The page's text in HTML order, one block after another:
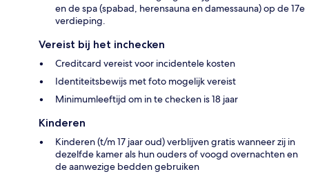
en de spa (spabad, herensauna en damessauna) op de 17e
verdieping.
Vereist bij het inchecken
Creditcard vereist voor incidentele kosten
Identiteitsbewijs met foto mogelijk vereist
Minimumleeftijd om in te checken is 18 jaar
Kinderen
Kinderen (t/m 17 jaar oud) verblijven gratis wanneer zij in
dezelfde kamer als hun ouders of voogd overnachten en
de aanwezige bedden gebruiken